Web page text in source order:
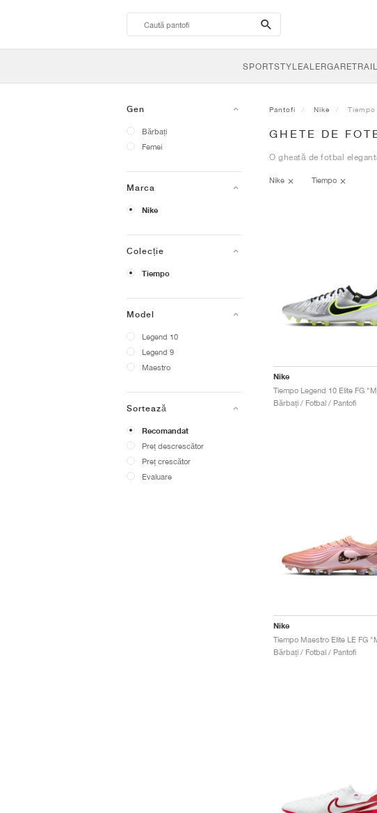
search-
btn
SPORTSTYLEALERGARETRAIL
Gen
Bărbați
Femei
Marca
Nike
Colecție
Tiempo
Model
Legend 10
Legend 9
Maestro
Sortează
Recomandat
Preț descrescător
Preț crescător
Evaluare
Pantofi Nike Tiempo
GHETE DE
O gheată de fotbal
Nike Tiempo
Nike
Bărbați / Fotbal / Pantofi
Nike
Bărbați / Fotbal / Pantofi